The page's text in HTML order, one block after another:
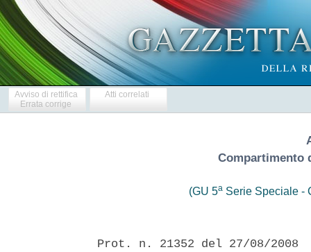
Avviso di rettifica
Errata corrige
Atti correlati
Compartimento
(GU 5a Serie Speciale -
Prot. n. 21352 del 27/08/2008
                   BANDO DI GARA - PROCEDURA APERTA
 
   1.  AMMINISTRAZIONE  AGGIUDICATRICE  1.1  Denominazione e indirizzo
ufficiale   dell'amministrazione   aggiudicatrice:   ANAS  S.P.A.  Via
Monzambano, 10 ROMA 00185
   1.2   Indirizzo   al   quale   inviare  le  offerte/le  domande  di
partecipazione
   Denominazione:  ANAS  S.P.A.  Compartimento della viabilita' per le
Marche  -  Indirizzo:  via  Isonzo,  n.  15,  ANCONA 60124 - Telefono:
0715091  -  Telefax: 071200400 - Servizio responsabile: Ufficio Gare e
Contratti - Indirizzo Internet: www.stradeanas.it
   1.3   Indirizzo   presso   il   quale   e'  possibile  ottenere  la
documentazione: Come al punto 5
   1.4  Indirizzo  presso  il  quale  e'  possibile ottenere ulteriori
informazioni: Come al punto 1.2
   2.PROCEDURA  DI GARA: procedura aperta ai sensi del.D.lgs 163/2006,
del  DPR 554/99 e del D.M. 34/2000, disposta con Determina a contrarre
n. CDG-0110459-P del 12.08.2008.
   3.    ELENCO    GARE:   Codice   appalto:   Gara   n.08AN1509   SIL
ANMS0608E2A036-1  Provincia  di  Ancona;  lavori  di adeguamento della
Variante  alla  SS. 16 nel tratto compreso tra l'innesto con la S.P. 2
"Sirolo-Senigallia" e con lo svincolo di Ancona Sud della A14; 1°
stralcio  realizzazione  di  sola rotatoria. Progetto esecutivo n. 173
del   11.03.2008.   Dispositivo   n.  18551  del  16.07.2008.  Importo
complessivo  dell'appalto  (compresi  oneri  per  la  sicurezza): Euro
658'780,21  Classifica  III;  Oneri  per  la  sicurezza non soggetti a
ribasso  Euro 35'302,91; Importo netto dei lavori (sul quale formulare
il  ribasso):  Euro  623'477,30. Categoria prevalente OG3 importo Euro
493'266,76  Classifica  II;  ulteriore  categoria  OG10  importo  Euro
78'392,16  Classifica  I;  ulteriore  categoria  OS12  Euro  63'432,46
Classifica  I;  ulteriore  categoria OS10 Euro 23'688,83 Classifica I.
Importo  Lavori  a Misura Euro 658'780,21; Pagamento: UNICA SOLUZIONE;
Codice CIG AVCP 0201583F89.
   4.TERMINE  DI ESECUZIONE: Il termine per l'esecuzione dei lavori e'
di  180  giorni  naturali  e  consecutivi  dalla  data  del verbale di
consegna dei lavori.
   5.DOCUMENTAZIONE:  Il  disciplinare  di  gara  contenente  le norme
integrative   del   presente   bando   relative   alle   modalita'  di
partecipazione   alla   gara,   alle   modalita'   di  compilazione  e
presentazione dell'offerta, ai documenti da presentare a corredo della
stessa  ed  alle  procedure  di aggiudicazione dell'appalto nonche' il
computo  metrico,  la  stima dei lavori, lo schema di contratto con il
capitolato  speciale  di  appalto,  il  cronoprogramma,  il  piano  di
manutenzione,  il  piano di sicurezza e coordinamento (se presenti) ed
il bando di gara integrale sono posti in visione presso l'Ufficio Gare
e  Contratti  del  Compartimento ANAS S.p.A. di Ancona con sede in via
Isonzo, 15, dalle ore 9.30 alle ore 12.30 dal lunedi' al venerdi'. Gli
atti  di  gara  sopra  elencati  potranno essere acquistati, fino a 10
giorni  antecedenti il termine di presentazione delle offerte, presso:
SPLENDAR  CENTRO  COPIA  di  Cavarocchi  Silvio, via S. Martino, n.73,
60100 Ancona - tel e fax 071-200917.
   6.  TERMINE,  INDIRIZZO  DI RICEZIONE, MODALITA' DI PRESENTAZIONE E
DATA  DI APERTURA DELLE OFFERTE:termine entro e non oltre le ore 10.00
del  giorno  14.10.2008; indirizzo: vedi punto 1.2; modalita': secondo
quanto  previsto nel disciplinare di gara del presente bando; apertura
offerte:  prima  seduta pubblica il giorno 16.10.2008 - alle ore 09.00
nella sala gare del Compartimento. Eventuali ulteriori sedute verranno
stabilite volta per volta.
   7.  SOGGETTI  AMMESSI  ALL'APERTURA  DELLE  OFFERTE:  Chiunque puo'
presenziare  allo  svolgimento  della gara, ma soltanto i titolari o i
rappresentanti  legali  delle  ditte  partecipanti  o  persone da essi
delegate potranno effettuare dichiarazioni a verbale.
   8.  CAUZIONI  E  POLIZZE:  Sono  richieste  cauzione  provvisoria e
definitiva  nella  misura e nei modi previsti dagli artt. 75 e 113 del
D.lgs  163/2006,  secondo le modalita' di cui al disciplinare di gara.
Ai  fini  della  stipulazione  del  contratto,  l'aggiudicatario  deve
prestare polizza assicurativa di cui all'art. 129 del D.lgs 163/2006 e
all'art. 103 del D.P.R. 554/1999 e s.m.i.
   9.FINANZIAMENTO:  L'appalto  e'  finanziato  con mezzi correnti del
bilancio ANAS S.p.A.
   10.   SOGGETTI   AMMESSI  ALLA  GARA:  Sono  ammessi  alla  gara  i
concorrenti  di  cui  agli  artt.  34  comma  1 e 37 comma 8 del D.lgs
163/2006,   nonche'   concorrenti  con  sede  in  altri  stati  membri
dell'Unione  Europea  alle  condizioni di cui all'art. 47 dello stesso
Decreto Lgs.
   11.  CONDIZIONI  MINIME DI CARATTERE ECONOMICO E TECNICO NECESSARIE
PER  LA  PARTECIPAZIONE:(caso  di  concorrente  stabilito  in Italia)I
concorrenti,  all'atto  dell'offerta, devono possedere attestazione in
corso di validita' rilasciata da societa' di attestazione (SOA) di cui
al  D.P.R. 34/2000 regolarmente autorizzata, che documenti il possesso
della  qualificazione in categorie e classifiche adeguate ai lavori da
assumere,  secondo  quanto  stabilito  dall'art. 95 comma 1 del D.P.R.
554/99;  nel  caso  di  concorrenti  costituiti ai sensi dell'art. 34,
comma  1,  lettere  d)  e)  e f) del D.lgs 163/2006 i requisiti devono
essere posseduti nella misura di cui allo stesso art. 95, commi 2 e 3.
   (caso  di  concorrente stabilito in altri stati aderenti all'Unione
Europea)
   I concorrenti devono possedere i requisiti previsti dal DPR 34/2000
accertati,  ai  sensi  dell'articolo  3,  comma  7,  del  suddetto DPR
34/2000, in base alla documentazione prodotta secondo le norme vigenti
nei  rispettivi paesi; la cifra d'affari in lavori di cui all'articolo
18,  comma  2,  lettera  b),  del suddetto DPR 34/2000, conseguita nel
quinquennio  antecedente  la  data  di  pubblicazione  del bando, deve
essere  non  inferiore  a tre volte l'importo complessivo dei lavori a
base  di  gara.  E'  consentito l'istituto dell'Avvalimento cosi' come
disciplinato dall'art. 49 e 50 del D.lgs 163/2006.
   12.  TERMINE DI VALIDITA' DELL'OFFERTA: L'offerta e' valida per 180
giorni dalla scadenza fissata per la ricezione delle offerte.
   13.  CRITERIO  DI  AGGIUDICAZIONE:L'appalto  sara'  aggiudicato  al
prezzo   piu'  basso,  inferiore  a  quello  posto  a  base  di  gara,
determinato mediante ribasso percentuale ai sensi dell'art. 82 commi 1
e  2  lettera  a)  del  D.lgs  163/2006.  Si procedera' all'esclusione
automatica  delle  offerte  anormalmente  basse  secondo  le modalita'
previste  dagli  artt.86  e  122 c.9 del D.Lgs 163/06. Saranno ammesse
solamente  le  offerte in ribasso sull'importo posto a base di gara al
netto  degli  oneri  di  sicurezza.  I  costi  correlati  al  piano di
sicurezza non sono soggetti a ribasso.
   14.  ALTRE INFORMAZIONI:a)-Non sono ammessi a partecipare alle gare
i  concorrenti per i quali sussistono: 1-le cause di esclusione di cui
all'articolo   38   comma  1  del  D.lgs  163/2006;  2-l'inosservanza,
all'interno   della  propria  azienda,  degli  obblighi  di  sicurezza
previsti  dalla vigente normativa; 3-l'esistenza dei piani individuali
di  emersione di cui all'art. 1 bis, comma 14 della legge n.383/2001 e
s.m.i.;  4-la  contemporanea  partecipazione  alla  gara come autonomo
concorrente  e  come consorziato e/o raggruppato, ai sensi degli artt.
36  comma  5  e  37  comma  7,  del  D.lgs 163/2006. I consorzi di cui
all'art.  34 comma 1, lettere b) e c) sono tenuti ad indicare, in sede
di  offerta,  per  quali  consorziati  il consorzio concorre; a questi
ultimi e' fatto divieto di partecipare, in qualsiasi altra forma, alla
medesima  gara;  in  caso di violazione sono esclusi dalla gara sia il
consorzio  sia il consorziato. b)-Non sono ammesse, a pena esclusione,
le  offerte  condizionate, quelle espresse in modo indeterminato o con
riferimento  ad  offerta  relativa  ad  altro  appalto,  le offerte in
aumento  o  alla  pari,  le  offerte  parziali  e/o  condizionate  e/o
limitate;  non sono altresi' ammesse, a pena di esclusione dalla gara,
le offerte che rechino cancellazioni, abrasioni, ovvero correzioni non
espressamente    confermate    o    sottoscritte.   c)-Si   procedera'
all'aggiudicazione  anche in presenza di un sola offerta valida sempre
che sia ritenuta congrua e conveniente ad insindacabile giudizio della
S.A.  d)-Nel caso in cui, per effetto dell'applicazione degli artt. 86
e  122  comma  9 del D.lgs 163/2006, l'aggiudicatario non possa essere
individuato  a  causa  di  uno o piu' ribassi uguali, si procedera', a
norma dell'art. 77, comma 2, del R.D. 827/1924, all'aggiudicazione per
sorteggio  tra  i concorrenti che abbiano offerto il medesimo ribasso;
in  caso  di  discordanza  tra  l'offerta  indicata  in cifre e quella
indicata  in lettere sara' ritenuta valida quella piu' conveniente per
la  stazione  appaltante.  e)-Si  applicano  le  disposizioni previste
dall'articolo  40,  comma  7 del D.lgs 163/2006 (sistema di qualita').
f)-Le  autocertificazioni,  le certificazioni, i documenti e l'offerta
devono  essere  in  lingua italiana o corredati di traduzione giurata.
g)-Gli  importi  dichiarati da imprese stabilite in altro stato membro
dell'Unione Europea, qualora espressi in altra valuta, dovranno essere
convertiti   in   euro.  h)-I  corrispettivi  saranno  pagati  con  le
modalita'   previste   nel   capitolato   speciale   d'appalto.  i)-La
contabilita'  dei  lavori sara' effettuata, ai sensi del titolo XI del
D.P.R. 554/1999, secondo le modalita' previste dal capitolato speciale
di  appalto  e  le  rate  di  acconto  saranno pagate con le modalita'
previste  dal  capitolato  speciale  d'appalto.  l)-Premesso  che  non
saranno  autorizzati  subappalti di alcun tipo tra imprese che abbiano
partecipato,  in forma singola od associata, alla gara in oggetto, gli
eventuali subappalti sono disciplinati ai sensi dell'art.118 del D.lgs
163/2006.  m)-I pagamenti re